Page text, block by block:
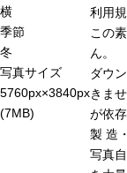
横
季節
冬
写真サイズ
5760px×3840px
(7MB)
利用
この
ん。
ダウ
きま
が依
製 造
写真